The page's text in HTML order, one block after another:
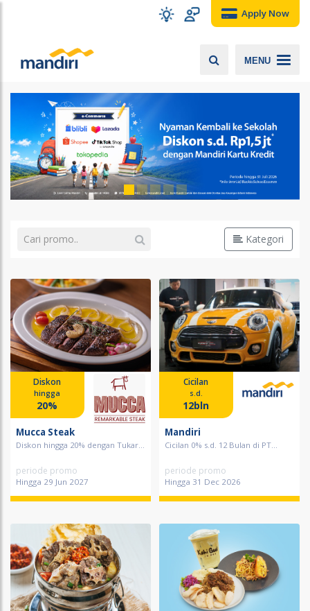
Apply Now
MENU
Kategori
Diskon
hingga
20%
Mucca Steak
Diskon hingga 20% dengan Tukar...
periode promo
Hingga 29 Jun 2027
Cicilan
s.d.
12bln
Mandiri
Cicilan 0% s.d. 12 Bulan di PT...
periode promo
Hingga 31 Dec 2026